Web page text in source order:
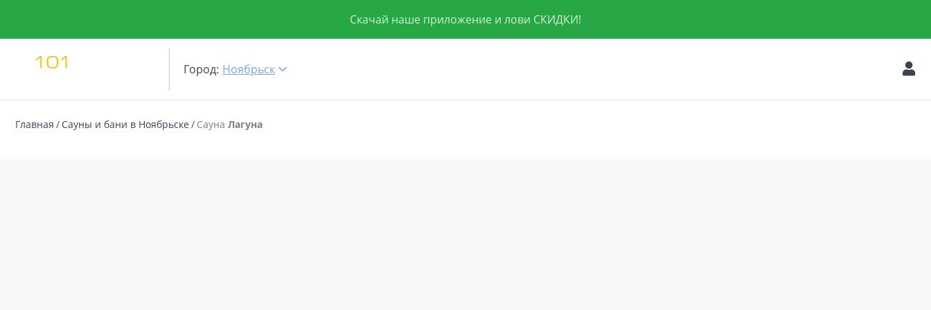
Скачай наше приложение и лови СКИДКИ!
Город: Ноябрьск
Главная Сауны и бани в Ноябрьске Сауна Лагуна